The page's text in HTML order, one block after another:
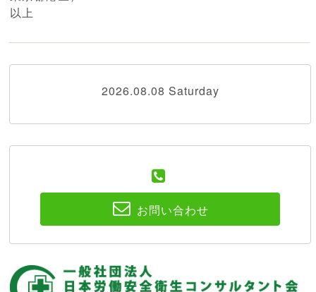
以上
2026.08.08 Saturday
お問い合わせ